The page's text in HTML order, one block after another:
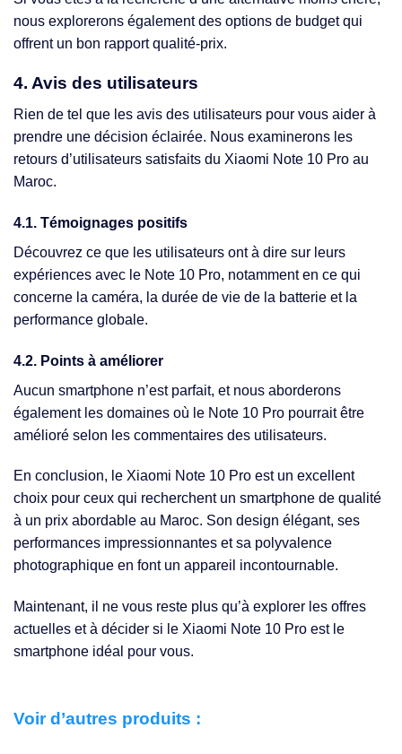
nous explorerons également des options de budget qui
offrent un bon rapport qualité-prix.
4. Avis des utilisateurs
Rien de tel que les avis des utilisateurs pour vous aider à
prendre une décision éclairée. Nous examinerons les
retours d’utilisateurs satisfaits du Xiaomi Note 10 Pro au
Maroc.
4.1. Témoignages positifs
Découvrez ce que les utilisateurs ont à dire sur leurs
expériences avec le Note 10 Pro, notamment en ce qui
concerne la caméra, la durée de vie de la batterie et la
performance globale.
4.2. Points à améliorer
Aucun smartphone n’est parfait, et nous aborderons
également les domaines où le Note 10 Pro pourrait être
amélioré selon les commentaires des utilisateurs.
En conclusion, le Xiaomi Note 10 Pro est un excellent
choix pour ceux qui recherchent un smartphone de qualité
à un prix abordable au Maroc. Son design élégant, ses
performances impressionnantes et sa polyvalence
photographique en font un appareil incontournable.
Maintenant, il ne vous reste plus qu’à explorer les offres
actuelles et à décider si le Xiaomi Note 10 Pro est le
smartphone idéal pour vous.
Voir d’autres produits :